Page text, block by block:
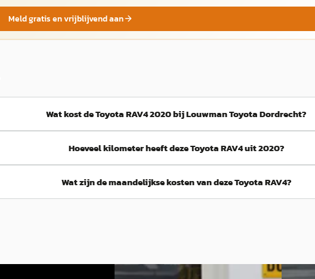
Meld gratis en vrijblijvend aan
Wat kost de Toyota RAV4 2020 bij Louwman Toyota Dordrecht?
Hoeveel kilometer heeft deze Toyota RAV4 uit 2020?
Wat zijn de maandelijkse kosten van deze Toyota RAV4?
Toyota RAV4·